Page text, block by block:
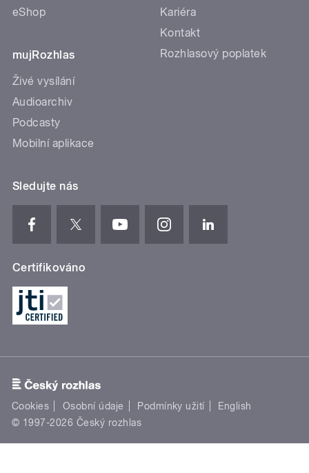
eShop
mujRozhlas
Živé vysílání
Audioarchiv
Podcasty
Mobilní aplikace
Kariéra
Kontakt
Rozhlasový poplatek
Sledujte nás
Certifikováno
Cookies Osobní údaje Podmínky užití
English
© 1997-2026 Český rozhlas